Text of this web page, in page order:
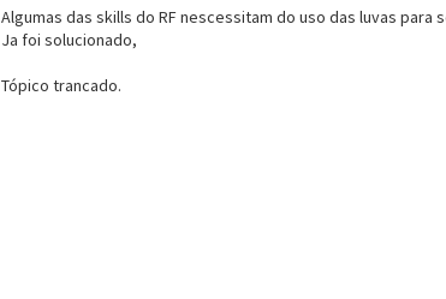
Algumas das skills do RF nescessitam do uso das luvas para
Ja foi solucionado,
Tópico trancado.